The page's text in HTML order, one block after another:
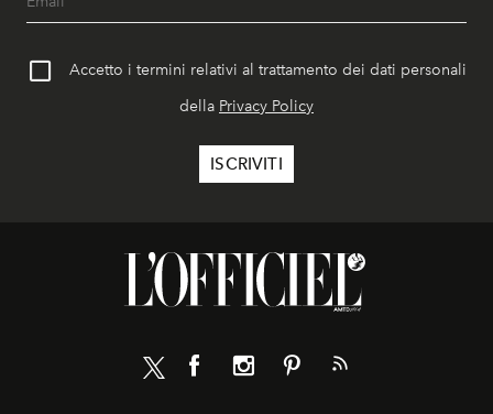
Accetto i termini relativi al trattamento dei dati personali
della Privacy Policy